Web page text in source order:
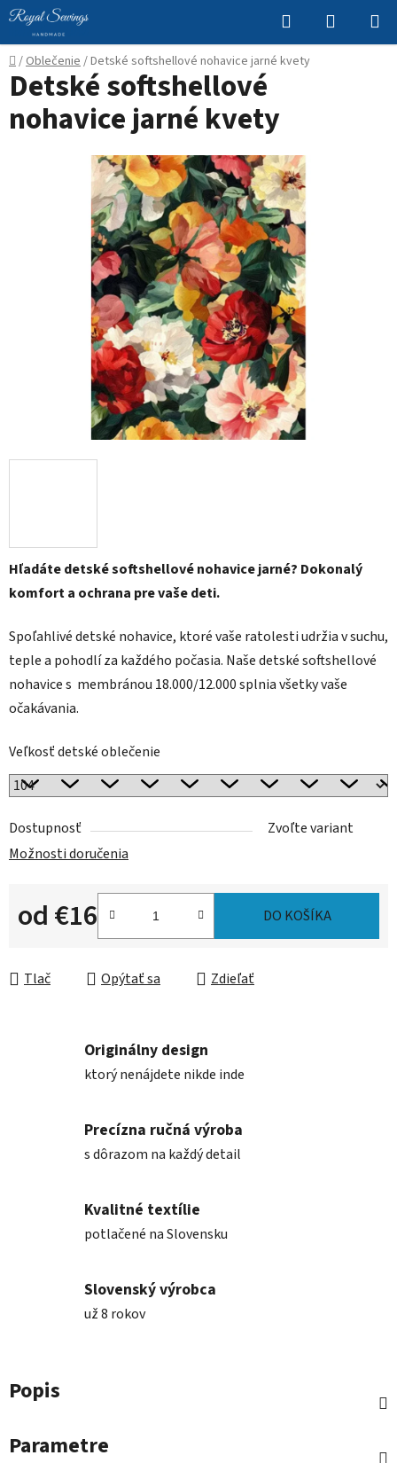
Prejsť
na
obsah
Hľadať
KOŠÍK
Domov
/Oblečenie/Detské softshellové nohavice jarné kvety
Hľadáte detské softshellové nohavice jarné? Dokonalý
komfort a ochrana pre vaše deti.
Spoľahlivé detské nohavice, ktoré vaše ratolesti udržia v suchu,
teple a pohodlí za každého počasia. Naše detské softshellové
nohavice s membránou 18.000/12.000 splnia všetky vaše
očakávania.
Veľkosť detské oblečenie
Dostupnosť
Zvoľte variant
Možnosti doručenia
od€16
Jednotková cena:
DO KOŠÍKA
Tlač Opýtať sa Zdieľať
Detské softshellové
nohavice jarné kvety
Originálny design
ktorý nenájdete nikde inde
Precízna ručná výroba
s dôrazom na každý detail
Kvalitné textílie
potlačené na Slovensku
Slovenský výrobca
už 8 rokov
Popis
Parametre